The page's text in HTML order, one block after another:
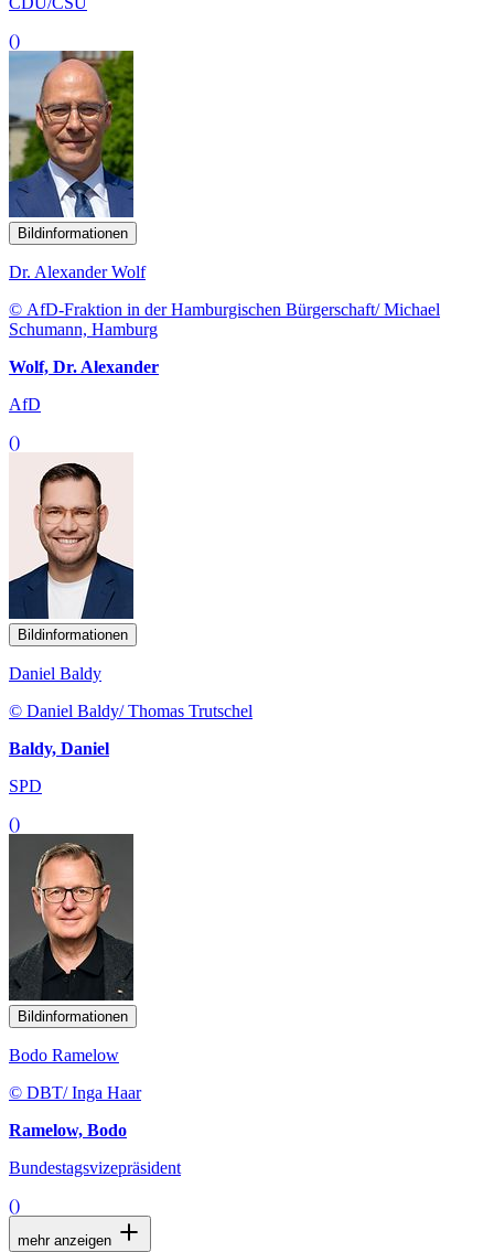
()
Bildinformationen
Dr. Alexander Wolf
© AfD-Fraktion in der Hamburgischen Bürgerschaft/ Michael
Schumann, Hamburg
Wolf, Dr. Alexander
AfD
()
Bildinformationen
Daniel Baldy
© Daniel Baldy/ Thomas Trutschel
Baldy, Daniel
SPD
()
Bildinformationen
Bodo Ramelow
© DBT/ Inga Haar
Ramelow, Bodo
Bundestagsvizepräsident
()
mehr anzeigen